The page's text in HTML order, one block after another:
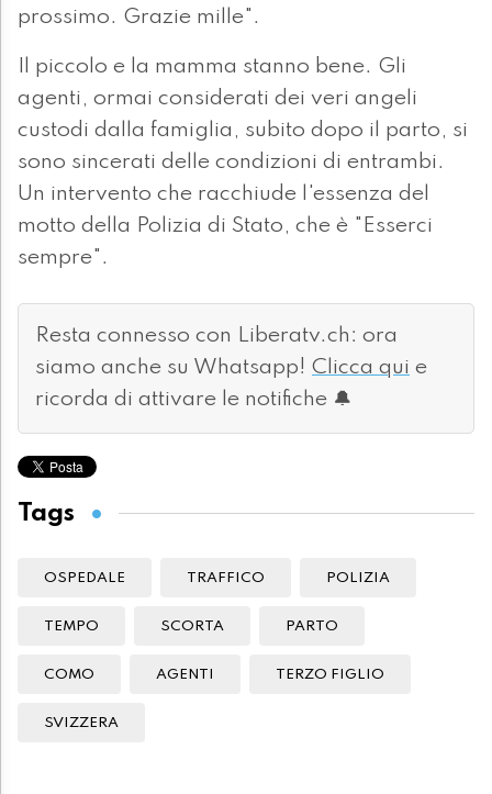
prossimo. Grazie mille".
Il piccolo e la mamma stanno bene. Gli
agenti, ormai considerati dei veri angeli
custodi dalla famiglia, subito dopo il parto, si
sono sincerati delle condizioni di entrambi.
Un intervento che racchiude l'essenza del
motto della Polizia di Stato, che è "Esserci
sempre".
Resta connesso con Liberatv.ch: ora
siamo anche su Whatsapp! Clicca qui e
ricorda di attivare le notifiche 🔔
Tags
OSPEDALE TRAFFICO POLIZIA
TEMPO SCORTA PARTO
COMO AGENTI TERZO FIGLIO
SVIZZERA